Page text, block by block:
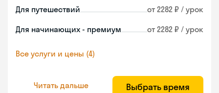
Для путешествий от 2282 ₽ / урок
Для начинающих - премиум от 2282 ₽ / урок
Все услуги и цены (4)
Читать дальше Выбрать время